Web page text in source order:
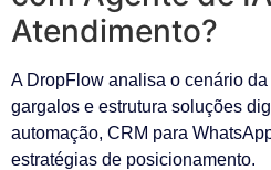
Atendimento?
A DropFlow analisa o cenário
gargalos e estrutura soluções
automação, CRM para
estratégias de posicionamento.